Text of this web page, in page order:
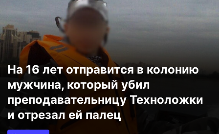
На 16 лет отправится в колонию
мужчина, который убил
преподавательницу Техноложки
и отрезал ей палец